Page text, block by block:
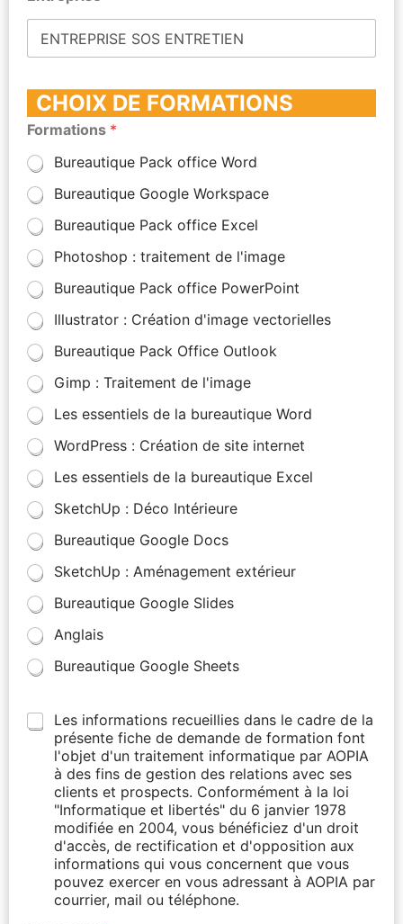
CHOIX DE FORMATIONS
Formations *
Bureautique Pack office Word
Bureautique Google Workspace
Bureautique Pack office Excel
Photoshop : traitement de l'image
Bureautique Pack office PowerPoint
Illustrator : Création d'image vectorielles
Bureautique Pack Office Outlook
Gimp : Traitement de l'image
Les essentiels de la bureautique Word
WordPress : Création de site internet
Les essentiels de la bureautique Excel
SketchUp : Déco Intérieure
Bureautique Google Docs
SketchUp : Aménagement extérieur
Bureautique Google Slides
Anglais
Bureautique Google Sheets
Les informations recueillies dans le cadre de la
présente fiche de demande de formation font
l'objet d'un traitement informatique par AOPIA
à des fins de gestion des relations avec ses
clients et prospects. Conformément à la loi
"Informatique et libertés" du 6 janvier 1978
modifiée en 2004, vous bénéficiez d'un droit
d'accès, de rectification et d'opposition aux
informations qui vous concernent que vous
pouvez exercer en vous adressant à AOPIA par
courrier, mail ou téléphone.